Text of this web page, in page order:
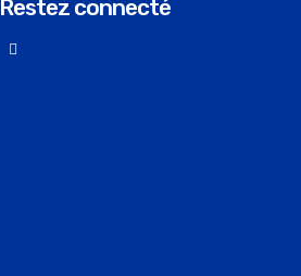
Restez connecté